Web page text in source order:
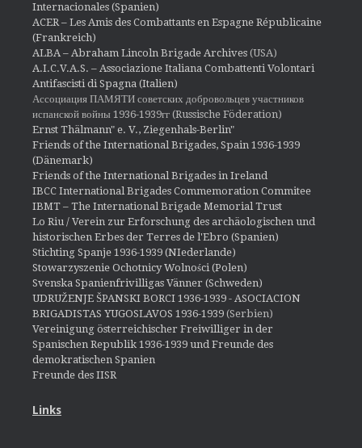
Internacionales (Spanien)
ACER – Les Amis des Combattants en Espagne Républicaine
(Frankreich)
ALBA – Abraham Lincoln Brigade Archives (USA)
A.I.C.V.A.S. – Associazione Italiana Combattenti Volontari
Antifascisti di Spagna (Italien)
Ассоциация ПАМЯТИ советских добровольцев участников
испанской войны 1936-1939гг (Russische Föderation)
Ernst Thälmann" e. V., Ziegenhals-Berlin"
Friends of the International Brigades, Spain 1936-1939
(Dänemark)
Friends of the International Brigades in Ireland
IBCC International Brigades Commemoration Commitee
IBMT – The International Brigade Memorial Trust
Lo Riu / Verein zur Erforschung des archäologischen und
historischen Erbes der Terres de l'Ebro (Spanien)
Stichting Spanje 1936-1939 (NIederlande)
Stowarzyszenie Ochotnicy Wolności (Polen)
Svenska Spanienfrivilligas Vänner (Schweden)
UDRUŽENJE ŠPANSKI BORCI 1936-1939 - ASOCIACION
BRIGADISTAS YUGOSLAVOS 1936-1939 (Serbien)
Vereinigung österreichischer Freiwilliger in der
Spanischen Republik 1936-1939 und Freunde des
demokratischen Spanien
Freunde des IISR
Links